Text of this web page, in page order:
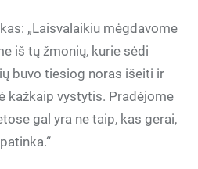
„Laisvalaikiu mėgdavome
iš tų žmonių, kurie sėdi
buvo tiesiog noras išeiti ir
kažkaip vystytis. Pradėjome
gal yra ne taip, kas gerai,